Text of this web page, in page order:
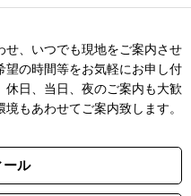
せ、いつでも現地をご案内させ
望の時間等をお気軽にお申し付
休日、当日、夜のご案内も大歓
もあわせてご案内致します。
ール